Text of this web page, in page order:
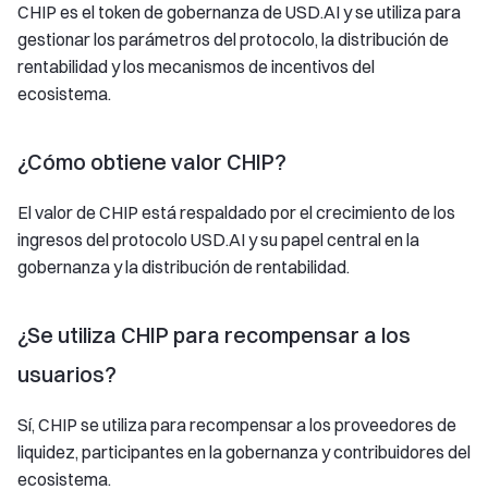
CHIP es el token de gobernanza de USD.AI y se utiliza para
gestionar los parámetros del protocolo, la distribución de
rentabilidad y los mecanismos de incentivos del
ecosistema.
¿Cómo obtiene valor CHIP?
El valor de CHIP está respaldado por el crecimiento de los
ingresos del protocolo USD.AI y su papel central en la
gobernanza y la distribución de rentabilidad.
¿Se utiliza CHIP para recompensar a los
usuarios?
Sí, CHIP se utiliza para recompensar a los proveedores de
liquidez, participantes en la gobernanza y contribuidores del
ecosistema.